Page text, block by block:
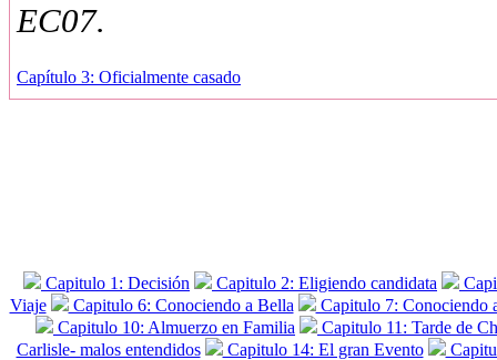
EC07.
Capítulo 3: Oficialmente casado
Capitulo 1: Decisión Capitulo 2: Eligiendo candidata
Viaje
Capitulo 6: Conociendo a Bella
Capitulo 7: Conociendo
Capitulo 10: Almuerzo en Familia
Capitulo 11: Tarde de
Carlisle- malos entendidos
Capitulo 14: El gran Evento